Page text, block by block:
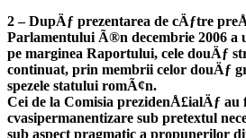
2 – DupÄƒ prezentarea de cÄƒtre
Parlamentului Ã®n decembrie 2006 a
pe marginea Raportului, cele douÄƒ
continuat, prin membrii celor douÄƒ
spezele statului romÃ¢n.
Cei de la Comisia prezidenÅ£ialÄƒ au
cvasipermanentizare sub pretextul
sub aspect pragmatic a propunerilor